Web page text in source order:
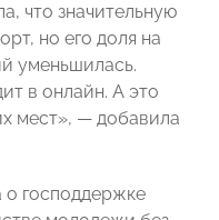
что значительную
но его доля на
уменьшилась.
в онлайн. А это
мест», — добавила
о господдержке